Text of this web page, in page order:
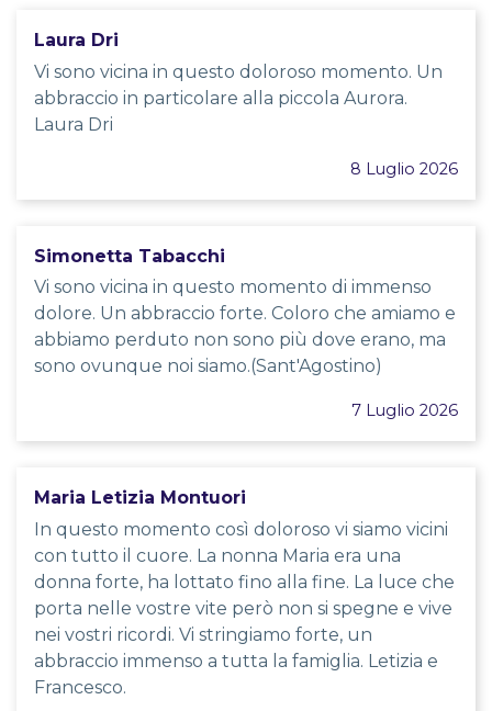
Laura Dri
Vi sono vicina in questo doloroso momento. Un
abbraccio in particolare alla piccola Aurora.
Laura Dri
8 Luglio 2026
Simonetta Tabacchi
Vi sono vicina in questo momento di immenso
dolore. Un abbraccio forte. Coloro che amiamo e
abbiamo perduto non sono più dove erano, ma
sono ovunque noi siamo.(Sant'Agostino)
7 Luglio 2026
Maria Letizia Montuori
In questo momento così doloroso vi siamo vicini
con tutto il cuore. La nonna Maria era una
donna forte, ha lottato fino alla fine. La luce che
porta nelle vostre vite però non si spegne e vive
nei vostri ricordi. Vi stringiamo forte, un
abbraccio immenso a tutta la famiglia. Letizia e
Francesco.